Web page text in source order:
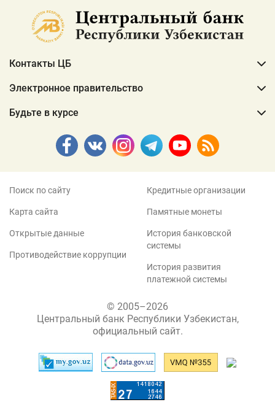
Контакты ЦБ
Электронное правительство
Будьте в курсе
Поиск по сайту
Карта сайта
Открытые данные
Противодействие коррупции
Кредитные организации
Памятные монеты
История банковской
системы
История развития
платежной системы
© 2005–2026
Центральный банк Республики Узбекистан,
официальный сайт.